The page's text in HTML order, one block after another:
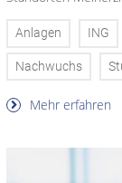
Anlagen ING
Nachwuchs
Mehr erfahren